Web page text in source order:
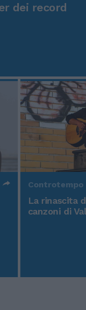
dei record
Controtempo
La rinascita
canzoni di